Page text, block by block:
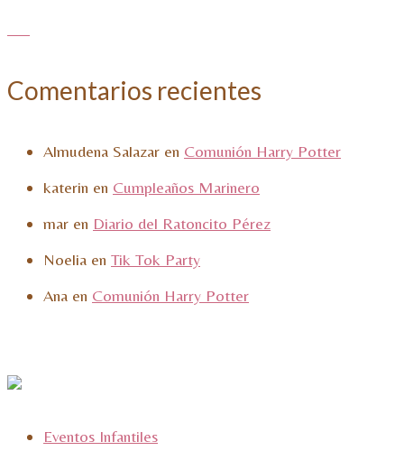
Comentarios recientes
Almudena Salazar en Comunión Harry Potter
katerin en Cumpleaños Marinero
mar en Diario del Ratoncito Pérez
Noelia en Tik Tok Party
Ana en Comunión Harry Potter
Eventos Infantiles